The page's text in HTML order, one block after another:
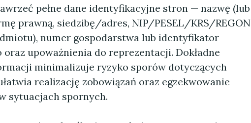
pełne dane identyfikacyjne stron — nazwę (lub
prawną, siedzibę/adres, NIP/PESEL/KRS/REGON
numer gospodarstwa lub identyfikator
upoważnienia do reprezentacji. Dokładne
minimalizuje ryzyko sporów dotyczących
realizację zobowiązań oraz egzekwowanie
sytuacjach spornych.